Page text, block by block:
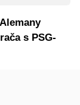
s PSG-